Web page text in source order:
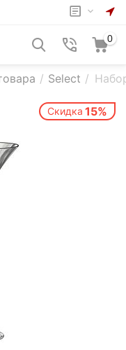
0
/ Select /
Скидка 15%